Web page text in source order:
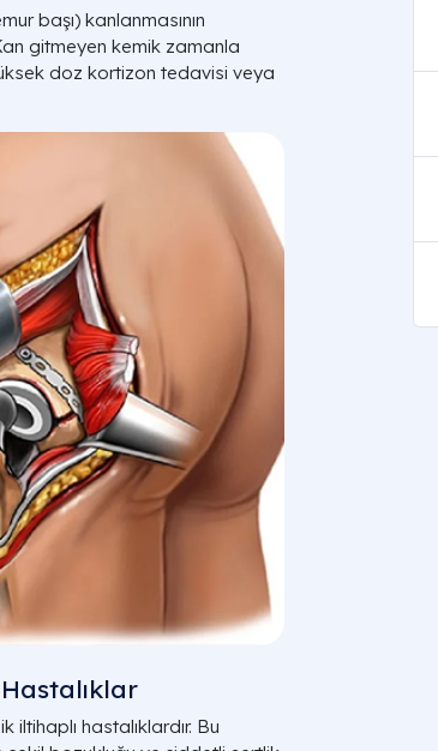
başı) kanlanmasının
gitmeyen kemik zamanla
doz kortizon tedavisi veya
iltihaplı hastalıklardır. Bu